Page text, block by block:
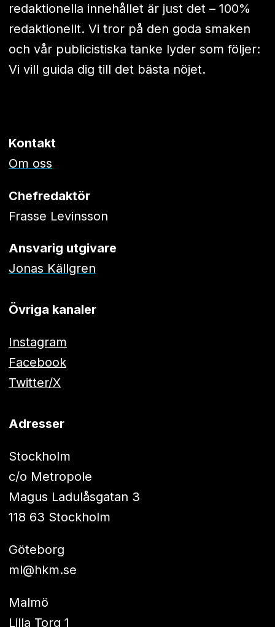
redaktionella innehållet är just det – 100%
redaktionellt. Vi tror på den goda smaken
och vår publicistiska tanke lyder som följer:
Vi vill guida dig till det bästa nöjet.
Kontakt
Om oss
Chefredaktör
Frasse Levinsson
Ansvarig utgivare
Jonas Källgren
Övriga kanaler
Instagram
Facebook
Twitter/X
Adresser
Stockholm
c/o Metropole
Magus Ladulåsgatan 3
118 63 Stockholm
Göteborg
ml@hkm.se
Malmö
Lilla Torg 1